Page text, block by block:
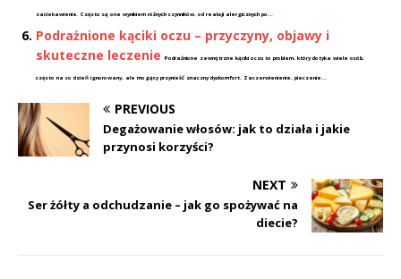
zaciekawienie. Często są one wynikiem różnych czynników, od reakcji alergicznych po...
Podrażnione kąciki oczu – przyczyny, objawy i
skuteczne leczenie
Podrażnione zewnętrzne kąciki oczu to problem, który dotyka wiele osób,
często na co dzień ignorowany, ale mogący przynieść znaczny dyskomfort. Zaczerwienienie, pieczenie...
PREVIOUS
Degażowanie włosów: jak to działa i jakie
przynosi korzyści?
NEXT
Ser żółty a odchudzanie – jak go spożywać na
diecie?